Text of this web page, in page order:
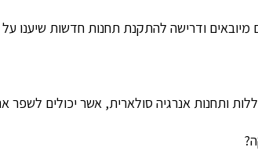
ודרישה להתקנת תחנות חדשות שיענו על
ותחנות אנרגיה סולארית, אשר יכולים לשפר